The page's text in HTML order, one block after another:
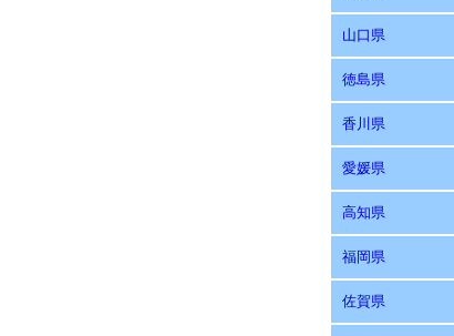
山口県
徳島県
香川県
愛媛県
高知県
福岡県
佐賀県